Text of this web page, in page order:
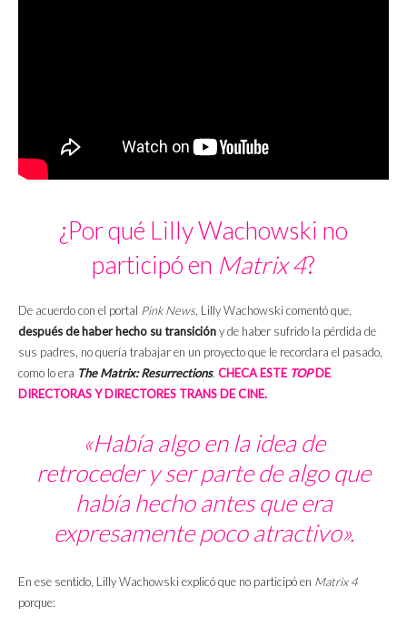
¿Por qué Lilly Wachowski no
participó en Matrix 4?
De acuerdo con el portal Pink News , Lilly Wachowski comentó que,
después de haber hecho su transicióny de haber sufrido la pérdida de
sus padres, no quería trabajar en un proyecto que le recordara el pasado,
como lo era The Matrix: Resurrections. CHECA ESTE TOPDE
DIRECTORAS Y DIRECTORES TRANS DE CINE.
«Había algo en la idea de
retroceder y ser parte de algo que
había hecho antes que era
expresamente poco atractivo».
En ese sentido, Lilly Wachowski explicó que no participó en Matrix 4
porque: